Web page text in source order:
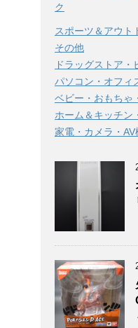
ク
スポーツ＆アウト
その他
ドラッグストア・
パソコン・オフィ
ベビー・おもちゃ
ホーム＆キッチン
家電・カメラ・AV